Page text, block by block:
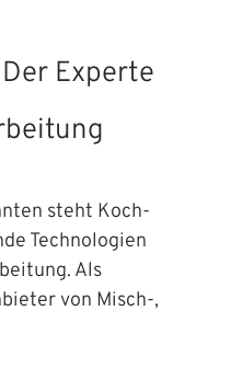
Experte
steht Koch-
Technologien
Als
von Misch-,